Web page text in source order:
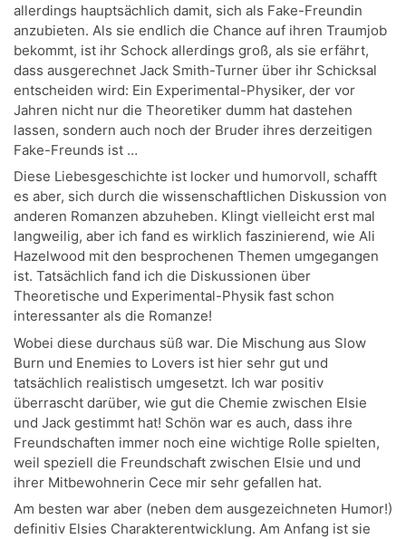
allerdings hauptsächlich damit, sich als Fake-Freundin
anzubieten. Als sie endlich die Chance auf ihren Traumjob
bekommt, ist ihr Schock allerdings groß, als sie erfährt,
dass ausgerechnet Jack Smith-Turner über ihr Schicksal
entscheiden wird: Ein Experimental-Physiker, der vor
Jahren nicht nur die Theoretiker dumm hat dastehen
lassen, sondern auch noch der Bruder ihres derzeitigen
Fake-Freunds ist …
Diese Liebesgeschichte ist locker und humorvoll, schafft
es aber, sich durch die wissenschaftlichen Diskussion von
anderen Romanzen abzuheben. Klingt vielleicht erst mal
langweilig, aber ich fand es wirklich faszinierend, wie Ali
Hazelwood mit den besprochenen Themen umgegangen
ist. Tatsächlich fand ich die Diskussionen über
Theoretische und Experimental-Physik fast schon
interessanter als die Romanze!
Wobei diese durchaus süß war. Die Mischung aus Slow
Burn und Enemies to Lovers ist hier sehr gut und
tatsächlich realistisch umgesetzt. Ich war positiv
überrascht darüber, wie gut die Chemie zwischen Elsie
und Jack gestimmt hat! Schön war es auch, dass ihre
Freundschaften immer noch eine wichtige Rolle spielten,
weil speziell die Freundschaft zwischen Elsie und und
ihrer Mitbewohnerin Cece mir sehr gefallen hat.
Am besten war aber (neben dem ausgezeichneten Humor!)
definitiv Elsies Charakterentwicklung. Am Anfang ist sie